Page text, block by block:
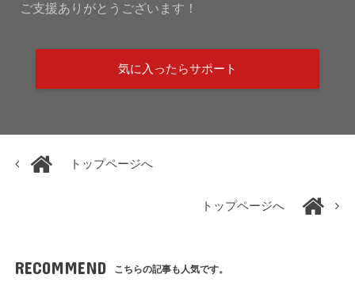
ご支援ありがとうございます！
気に入ったらサポート
トップページへ
トップページへ
RECOMMEND こちらの記事も人気です。